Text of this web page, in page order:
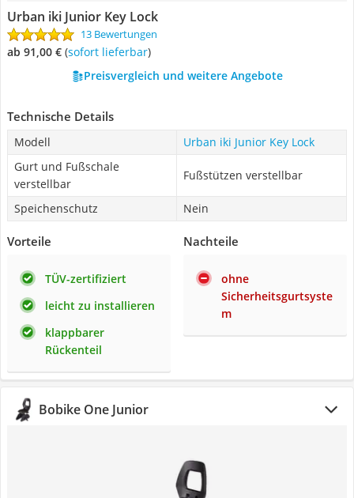
Urban iki Junior Key Lock
13 Bewertungen
ab 91,00 € ( Sofort lieferbar)
Preisvergleich und weitere Angebote
Technische Details
Modell
Urban iki Junior Key Lock
Gurt und Fußschale
verstellbar
Fußstützen verstellbar
Speichenschutz Nein
Vorteile
TÜV-zertifiziert
leicht zu installieren
klappbarer
Rückenteil
Nachteile
ohne
Sicherheitsgurtsyste
m
Bobike One Junior